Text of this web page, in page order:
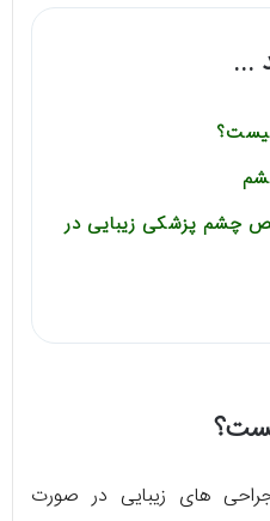
...
چشم پزشکی زیبایی در
های زیبایی در صورت